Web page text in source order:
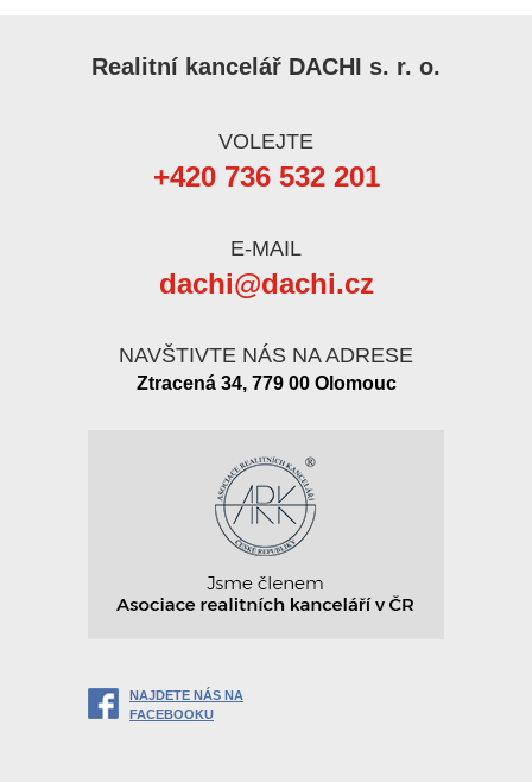
Realitní kancelář DACHI s. r. o.
VOLEJTE
+420 736 532 201
E-MAIL
dachi@dachi.cz
NAVŠTIVTE NÁS NA ADRESE
Ztracená 34, 779 00 Olomouc
NAJDETE NÁS NA
FACEBOOKU